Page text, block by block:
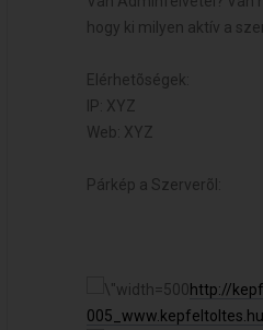
hogy ki milyen aktív a
Elérhetõségek:
IP: XYZ
Web: XYZ
Párkép a Szerverõl:
http://